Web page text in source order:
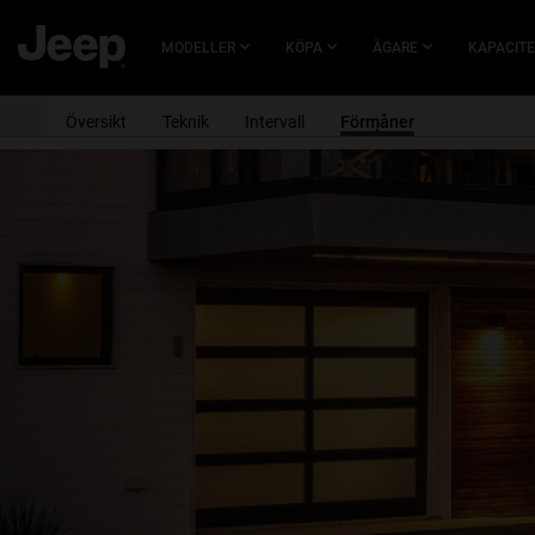
HUVUDINNEHÅLLET
MODELLER KÖPA ÄGARE
Översikt Teknik Intervall Förmåner